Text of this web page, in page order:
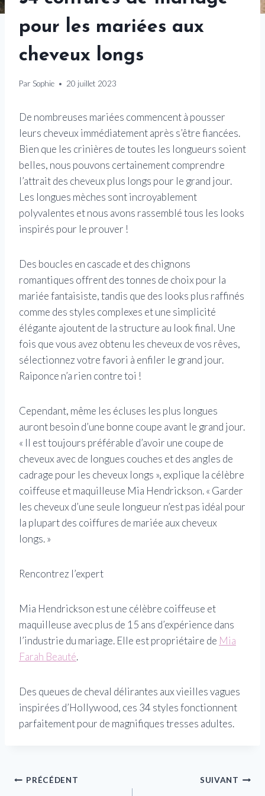
pour les mariées aux
cheveux longs
Par Sophie 20 juillet 2023
De nombreuses mariées commencent à pousser
leurs cheveux immédiatement après s’être fiancées.
Bien que les crinières de toutes les longueurs soient
belles, nous pouvons certainement comprendre
l’attrait des cheveux plus longs pour le grand jour.
Les longues mèches sont incroyablement
polyvalentes et nous avons rassemblé tous les looks
inspirés pour le prouver !
Des boucles en cascade et des chignons
romantiques offrent des tonnes de choix pour la
mariée fantaisiste, tandis que des looks plus raffinés
comme des styles complexes et une simplicité
élégante ajoutent de la structure au look final. Une
fois que vous avez obtenu les cheveux de vos rêves,
sélectionnez votre favori à enfiler le grand jour.
Raiponce n’a rien contre toi !
Cependant, même les écluses les plus longues
auront besoin d’une bonne coupe avant le grand jour.
« Il est toujours préférable d’avoir une coupe de
cheveux avec de longues couches et des angles de
cadrage pour les cheveux longs », explique la célèbre
coiffeuse et maquilleuse Mia Hendrickson. « Garder
les cheveux d’une seule longueur n’est pas idéal pour
la plupart des coiffures de mariée aux cheveux
longs. »
Rencontrez l’expert
Mia Hendrickson est une célèbre coiffeuse et
maquilleuse avec plus de 15 ans d’expérience dans
l’industrie du mariage. Elle est propriétaire de Mia
Farah Beauté.
Des queues de cheval délirantes aux vieilles vagues
inspirées d’Hollywood, ces 34 styles fonctionnent
parfaitement pour de magnifiques tresses adultes.
Navigation
PRÉCÉDENT SUIVANT